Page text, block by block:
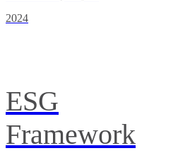
2024
ESG
Framework